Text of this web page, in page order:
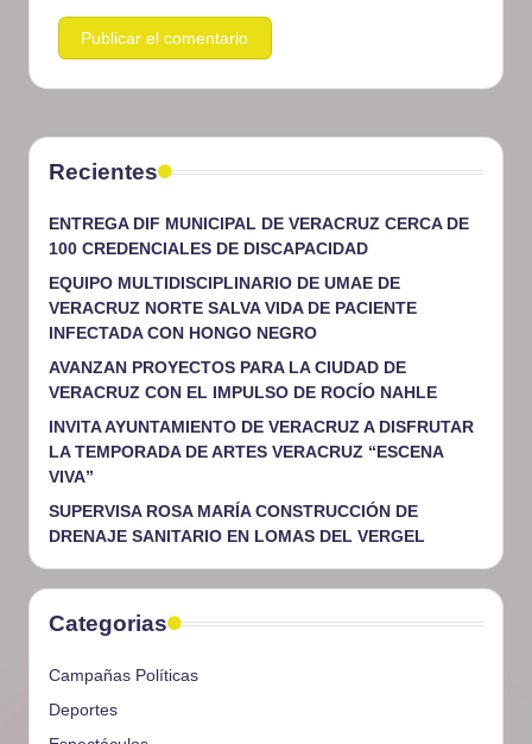
Recientes
ENTREGA DIF MUNICIPAL DE VERACRUZ CERCA DE
100 CREDENCIALES DE DISCAPACIDAD
EQUIPO MULTIDISCIPLINARIO DE UMAE DE
VERACRUZ NORTE SALVA VIDA DE PACIENTE
INFECTADA CON HONGO NEGRO
AVANZAN PROYECTOS PARA LA CIUDAD DE
VERACRUZ CON EL IMPULSO DE ROCÍO NAHLE
INVITA AYUNTAMIENTO DE VERACRUZ A DISFRUTAR
LA TEMPORADA DE ARTES VERACRUZ “ESCENA
VIVA”
SUPERVISA ROSA MARÍA CONSTRUCCIÓN DE
DRENAJE SANITARIO EN LOMAS DEL VERGEL
Categorias
Campañas Políticas
Deportes